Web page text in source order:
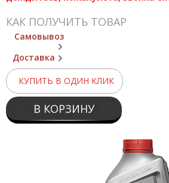
КАК ПОЛУЧИТЬ ТОВАР
Самовывоз
Доставка
КУПИТЬ В ОДИН КЛИК
В КОРЗИНУ